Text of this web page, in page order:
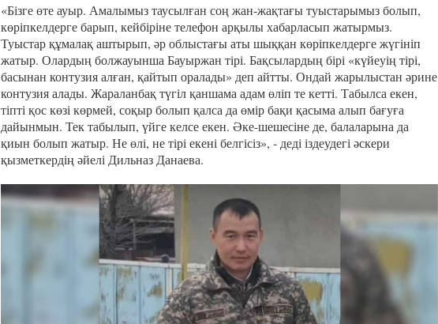
«Бізге өте ауыр. Амалымыз таусылған соң жан-жақтағы туыстарымыз болып,
көріпкелдерге барып, кейбіріне телефон арқылы хабарласып жатырмыз.
Туыстар құмалақ аштырып, әр облыстағы аты шыққан көріпкелдерге жүгініп
жатыр. Олардың болжауынша Бауыржан тірі. Бақсылардың бірі «күйеуің тірі,
басынан контузия алған, қайтып оралады» деп айтты. Ондай жарылыстан әрине
контузия алады. Жараланбақ түгіл қаншама адам өліп те кетті. Табылса екен,
тіпті қос көзі көрмей, соқыр болып қалса да өмір бақи қасыма алып бағуға
дайынмын. Тек табылып, үйге келсе екен. Әке-шешесіне де, балаларына да
қиын болып жатыр. Не өлі, не тірі екені белгісіз», - деді іздеудегі әскери
қызметкердің әйелі Дильназ Данаева.